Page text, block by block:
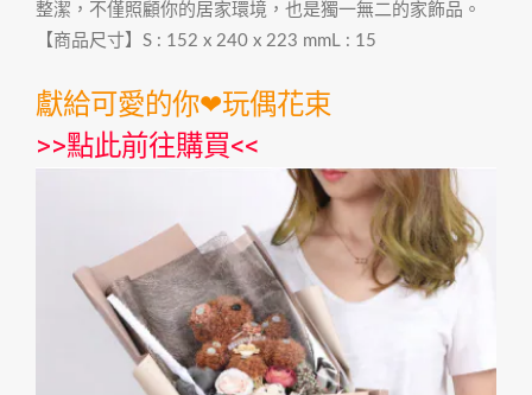
整潔，不僅照顧你的居家環境，也是獨一無二的家飾品。
【商品尺寸】S : 152 x 240 x 223 mmL : 15
獻給可愛的你❤玩偶花束
>>點此前往購買<<